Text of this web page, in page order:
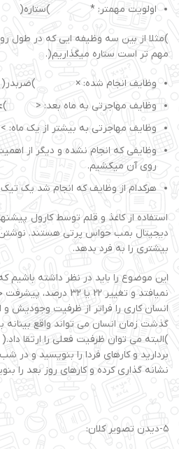
اولویت مهمتر: * )ستاره(
)مثلا از بین سه وظیفه ایی که در طول
مهم تر است ستاره میگذاریم(.
وظایف انجام شده: × )ضربدر(
وظایف مهاجرتی به ماه بعد: <
وظایف مهاجرتی به بیشتر از یک
وظایفی که انجام نشده و دیگر از
روی آن میکشیم.
هرکدام از وظایف که انجام شد یک تیک
استفاده از کاغذ و قلم توسط کارول
دیجیتال بمب حواس پرتی هستند.
بیشتری را به فرد بدهد.
این موضوع را باید در نظر داشته باشیم
نمیافتد و تغییر 2۲
انسان کاری را فراتر از ظرفیت وجودیش
گذشت زمان انسان می تواند واقع
)البته می توان ظرفیت فعلی را ارتقا داد.(
بردارید و کارهای فردا را بنویسید و در
نشانه گذاری کرده و کارهای روز بعد را
۵-دیدن تصویر کلان: